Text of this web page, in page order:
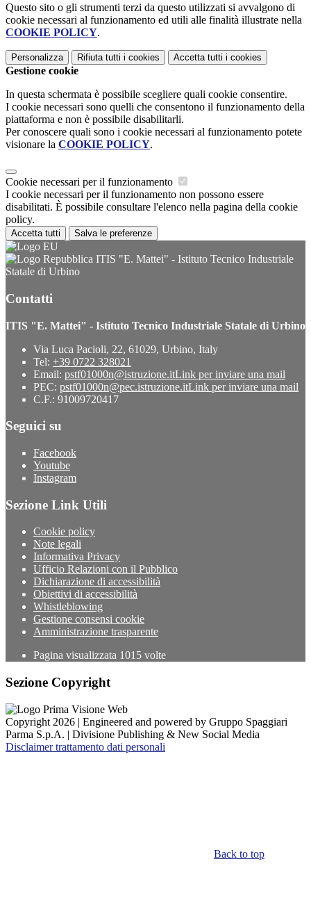
Questo sito o gli strumenti terzi da questo utilizzati si avvalgono di
cookie necessari al funzionamento ed utili alle finalità illustrate nella
COOKIE POLICY.
Personalizza Rifiuta tutti i cookies Accetta tutti i cookies
Gestione cookie
In questa schermata è possibile scegliere quali cookie consentire.
I cookie necessari sono quelli che consentono il funzionamento della
piattaforma e non è possibile disabilitarli.
Per conoscere quali sono i cookie necessari al funzionamento potete
visionare la COOKIE POLICY.
Cookie necessari per il funzionamento
I cookie necessari per il funzionamento non possono essere
disabilitati. È possibile consultare l'elenco nella pagina della cookie
policy.
Accetta tutti Salva le preferenze
ITIS "E. Mattei" - Istituto Tecnico Industriale
Statale di Urbino
Contatti
ITIS "E. Mattei" - Istituto Tecnico Industriale Statale di Urbino
Via Luca Pacioli, 22, 61029, Urbino, Italy
Tel: +39 0722 328021
Email: pstf01000n@istruzione.itLink per inviare una mail
PEC: pstf01000n@pec.istruzione.itLink per inviare una mail
C.F.: 91009720417
Seguici su
Facebook
Youtube
Instagram
Sezione Link Utili
Cookie policy
Note legali
Informativa Privacy
Ufficio Relazioni con il Pubblico
Dichiarazione di accessibilità
Obiettivi di accessibilità
Whistleblowing
Gestione consensi cookie
Amministrazione trasparente
Pagina visualizzata 1015 volte
Sezione Copyright
Copyright 2026 | Engineered and powered by Gruppo Spaggiari
Parma S.p.A. | Divisione Publishing & New Social Media
Disclaimer trattamento dati personali
Back to top